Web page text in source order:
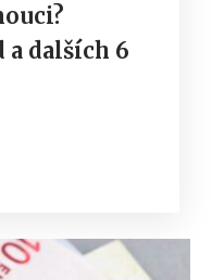
a dalších 6